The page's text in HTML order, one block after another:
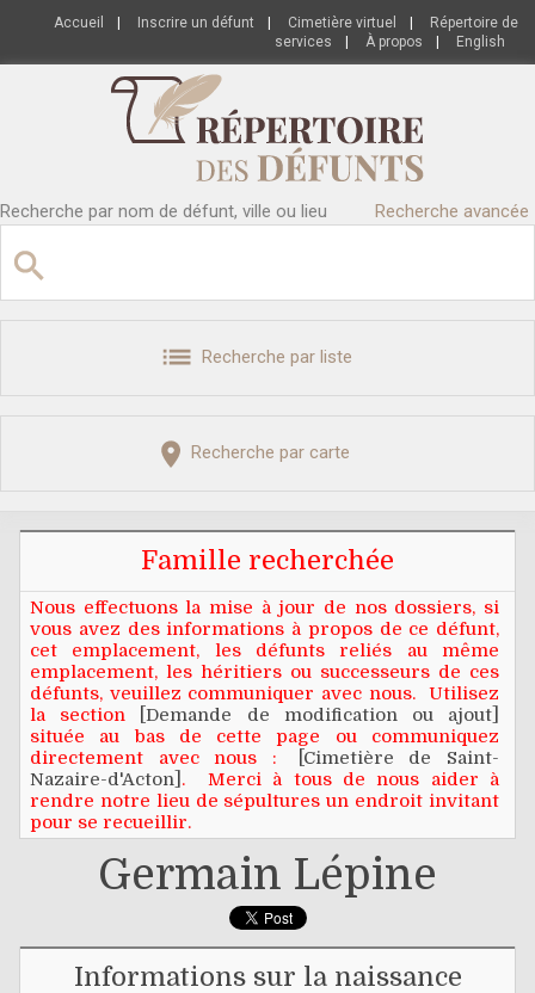
Accueil Inscrire un défunt Cimetière virtuel
Répertoire de
services
À propos English
Recherche par nom de défunt, ville ou lieu Recherche avancée
Recherche par liste
Recherche par carte
Famille recherchée
Nous effectuons la mise à jour de nos dossiers, si
vous avez des informations à propos de ce défunt,
cet emplacement, les défunts reliés au même
emplacement, les héritiers ou successeurs de ces
défunts, veuillez communiquer avec nous. Utilisez
la section
[Demande de modification ou ajout]
située au bas de cette page ou communiquez
directement avec nous :
[Cimetière de Saint-
Nazaire-d'Acton] . Merci à tous de nous aider à
rendre notre lieu de sépultures un endroit invitant
pour se recueillir.
Germain Lépine
Informations sur la naissance